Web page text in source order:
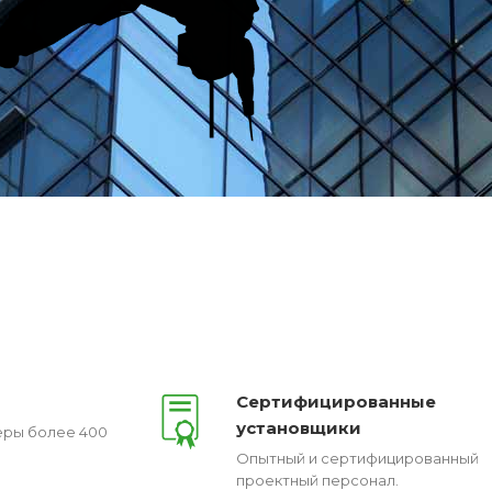
более 400
Сертифицированные
установщики
Опытный и сертифицированный
проектный персонал.